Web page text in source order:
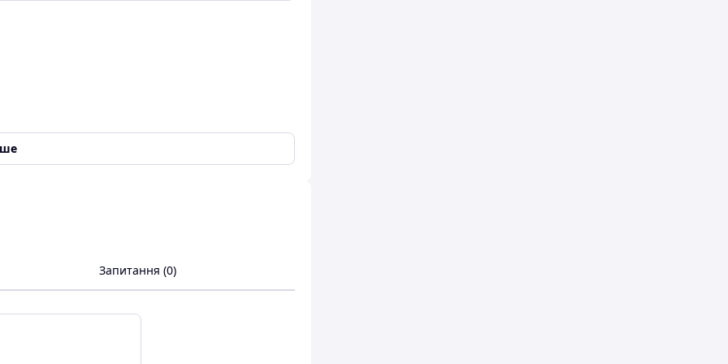
(10 мг) Цинк picolinate - 12 мг Аскорбінова
Декстроза - 121 мг Діоксид кремнію - 16 мг
Запитання (0)